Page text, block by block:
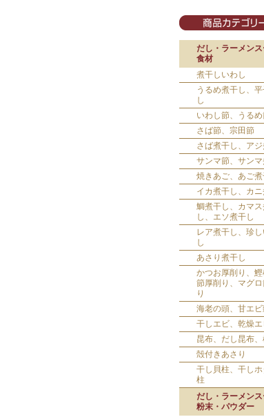
だし・ラーメンス
食材
煮干しいわし
うるめ煮干し、
し
いわし節、うる
さば節、宗田節
さば煮干し、アジ
サンマ節、サンマ
焼きあご、あご煮
イカ煮干し、カニ
鯛煮干し、カマ
し、エソ煮干し
レア煮干し、珍
し
あさり煮干し
かつお厚削り、
節厚削り、マグロ
り
海老の頭、甘エ
干しエビ、乾燥
昆布、だし昆布
殻付きあさり
干し貝柱、干しホ
柱
だし・ラーメンス
粉末・パウダー